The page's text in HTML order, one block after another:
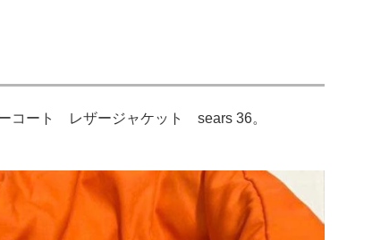
コート レザージャケット sears 36。